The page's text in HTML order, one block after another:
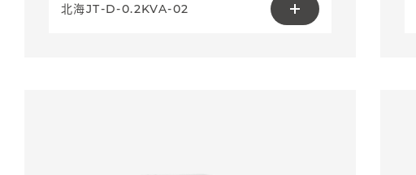
北海JT-D-0.2KVA-02